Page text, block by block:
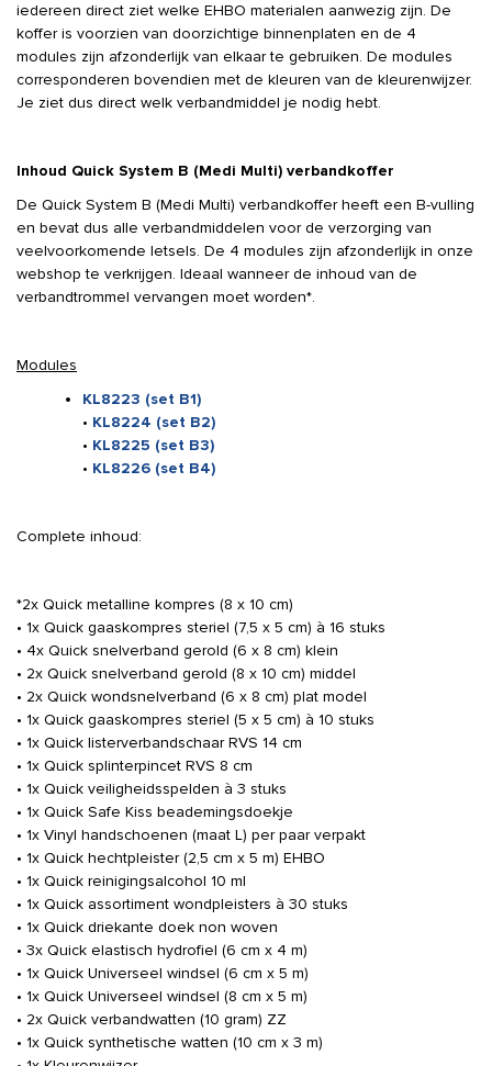
iedereen direct ziet welke EHBO materialen aanwezig zijn. De
koffer is voorzien van doorzichtige binnenplaten en de 4
modules zijn afzonderlijk van elkaar te gebruiken. De modules
corresponderen bovendien met de kleuren van de kleurenwijzer.
Je ziet dus direct welk verbandmiddel je nodig hebt.
Inhoud Quick System B (Medi Multi) verbandkoffer
De Quick System B (Medi Multi) verbandkoffer heeft een B-vulling
en bevat dus alle verbandmiddelen voor de verzorging van
veelvoorkomende letsels. De 4 modules zijn afzonderlijk in onze
webshop te verkrijgen. Ideaal wanneer de inhoud van de
verbandtrommel vervangen moet worden*.
Modules
KL8223 (set B1)
• KL8224 (set B2)
• KL8225 (set B3)
• KL8226 (set B4)
Complete inhoud:
*2x Quick metalline kompres (8 x 10 cm)
• 1x Quick gaaskompres steriel (7,5 x 5 cm) à 16 stuks
• 4x Quick snelverband gerold (6 x 8 cm) klein
• 2x Quick snelverband gerold (8 x 10 cm) middel
• 2x Quick wondsnelverband (6 x 8 cm) plat model
• 1x Quick gaaskompres steriel (5 x 5 cm) à 10 stuks
• 1x Quick listerverbandschaar RVS 14 cm
• 1x Quick splinterpincet RVS 8 cm
• 1x Quick veiligheidsspelden à 3 stuks
• 1x Quick Safe Kiss beademingsdoekje
• 1x Vinyl handschoenen (maat L) per paar verpakt
• 1x Quick hechtpleister (2,5 cm x 5 m) EHBO
• 1x Quick reinigingsalcohol 10 ml
• 1x Quick assortiment wondpleisters à 30 stuks
• 1x Quick driekante doek non woven
• 3x Quick elastisch hydrofiel (6 cm x 4 m)
• 1x Quick Universeel windsel (6 cm x 5 m)
• 1x Quick Universeel windsel (8 cm x 5 m)
• 2x Quick verbandwatten (10 gram) ZZ
• 1x Quick synthetische watten (10 cm x 3 m)